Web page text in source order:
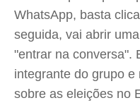
WhatsApp, basta
seguida, vai abrir
"entrar na conversa".
integrante do grupo
sobre as eleições no